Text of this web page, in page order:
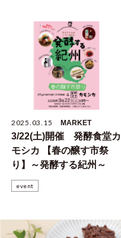
2025.03.15 MARKET
3/22(土)開催 発酵食堂カ
モシカ 【春の醸す市祭
り】～発酵する紀州～
event